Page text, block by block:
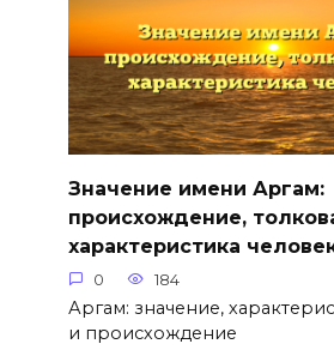
Значение имени Аргам:
происхождение,
характеристика
0 184
Аргам: значение,
и происхождение